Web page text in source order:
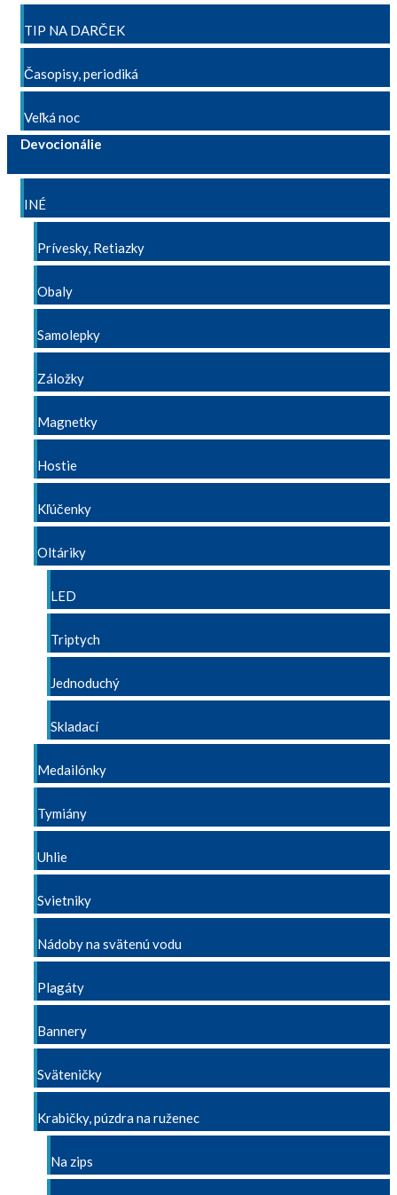
TIP NA DARČEK
Časopisy, periodiká
Veľká noc
Devocionálie
INÉ
Prívesky, Retiazky
Obaly
Samolepky
Záložky
Magnetky
Hostie
Kľúčenky
Oltáriky
LED
Triptych
Jednoduchý
Skladací
Medailónky
Tymiány
Uhlie
Svietniky
Nádoby na svätenú vodu
Plagáty
Bannery
Sväteničky
Krabičky, púzdra na ruženec
Na zips